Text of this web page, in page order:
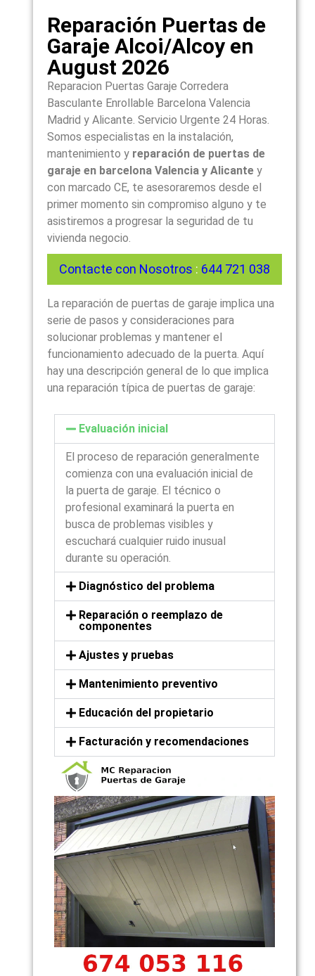
Reparación Puertas de
Garaje Alcoi/Alcoy en
August 2026
Reparacion Puertas Garaje Corredera
Basculante Enrollable Barcelona Valencia
Madrid y Alicante. Servicio Urgente 24 Horas.
Somos especialistas en la instalación,
mantenimiento y reparación de puertas de
garaje en barcelona Valencia y Alicante y
con marcado CE, te asesoraremos desde el
primer momento sin compromiso alguno y te
asistiremos a progresar la seguridad de tu
vivienda negocio.
Contacte con Nosotros : 644 721 038
La reparación de puertas de garaje implica una
serie de pasos y consideraciones para
solucionar problemas y mantener el
funcionamiento adecuado de la puerta. Aquí
hay una descripción general de lo que implica
una reparación típica de puertas de garaje:
Evaluación inicial
El proceso de reparación generalmente
comienza con una evaluación inicial de
la puerta de garaje. El técnico o
profesional examinará la puerta en
busca de problemas visibles y
escuchará cualquier ruido inusual
durante su operación.
Diagnóstico del problema
Reparación o reemplazo de
componentes
Ajustes y pruebas
Mantenimiento preventivo
Educación del propietario
Facturación y recomendaciones